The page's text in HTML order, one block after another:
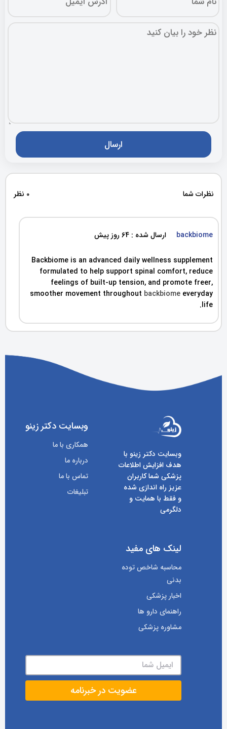
نظرات شما 0 نظر
backbiome ارسال شده : 64 روز پیش
Backbiome is an advanced daily wellness supplement
formulated to help support spinal comfort, reduce
feelings of built-up tension, and promote freer,
smoother movement throughout backbiome everyday
life.
وبسایت دکتر زینو با
هدف افزایش اطلاعات
پزشکی شما کاربران
عزیز راه اندازی شده
و فقط با همایت و
دلگرمی
وبسایت دکتر زینو
همکاری با ما
درباره ما
تماس با ما
تبلیغات
لینک های مفید
محاسبه شاخص توده
بدنی
اخبار پزشکی
راهنمای دارو ها
مشاوره پزشکی